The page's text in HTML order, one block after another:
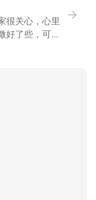
很关心，心里
好了些，可没
的只有不到
→